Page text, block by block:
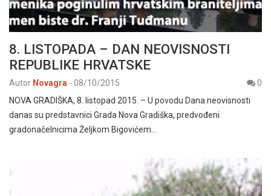
8. LISTOPADA – DAN NEOVISNOSTI
REPUBLIKE HRVATSKE
Autor Novagra - 08/10/2015
0
NOVA GRADIŠKA, 8. listopad 2015. – U povodu Dana neovisnosti
danas su predstavnici Grada Nova Gradiška, predvođeni
gradonačelnicima Željkom Bigovićem…